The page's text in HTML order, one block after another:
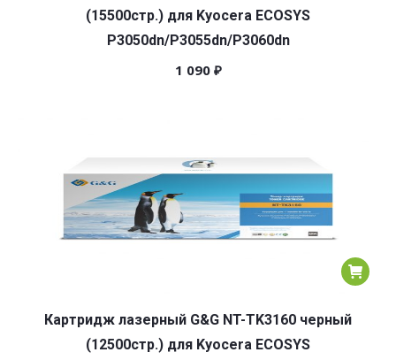
(15500стр.) для Kyocera ECOSYS
P3050dn/P3055dn/P3060dn
1 090 ₽
Картридж лазерный G&G NT-TK3160 черный
(12500стр.) для Kyocera ECOSYS